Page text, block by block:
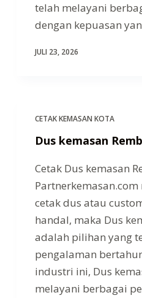
telah melayani
dengan kepuasan
JULI 23, 2026
CETAK KEMASAN KOTA
Dus kemasan
Cetak Dus kemasan
cetak dus atau
handal, maka Dus
adalah pilihan yang
pengalaman
industri ini, Dus
melayani berbagai